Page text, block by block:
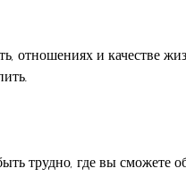
отношениях и качестве
трудно, где вы сможете